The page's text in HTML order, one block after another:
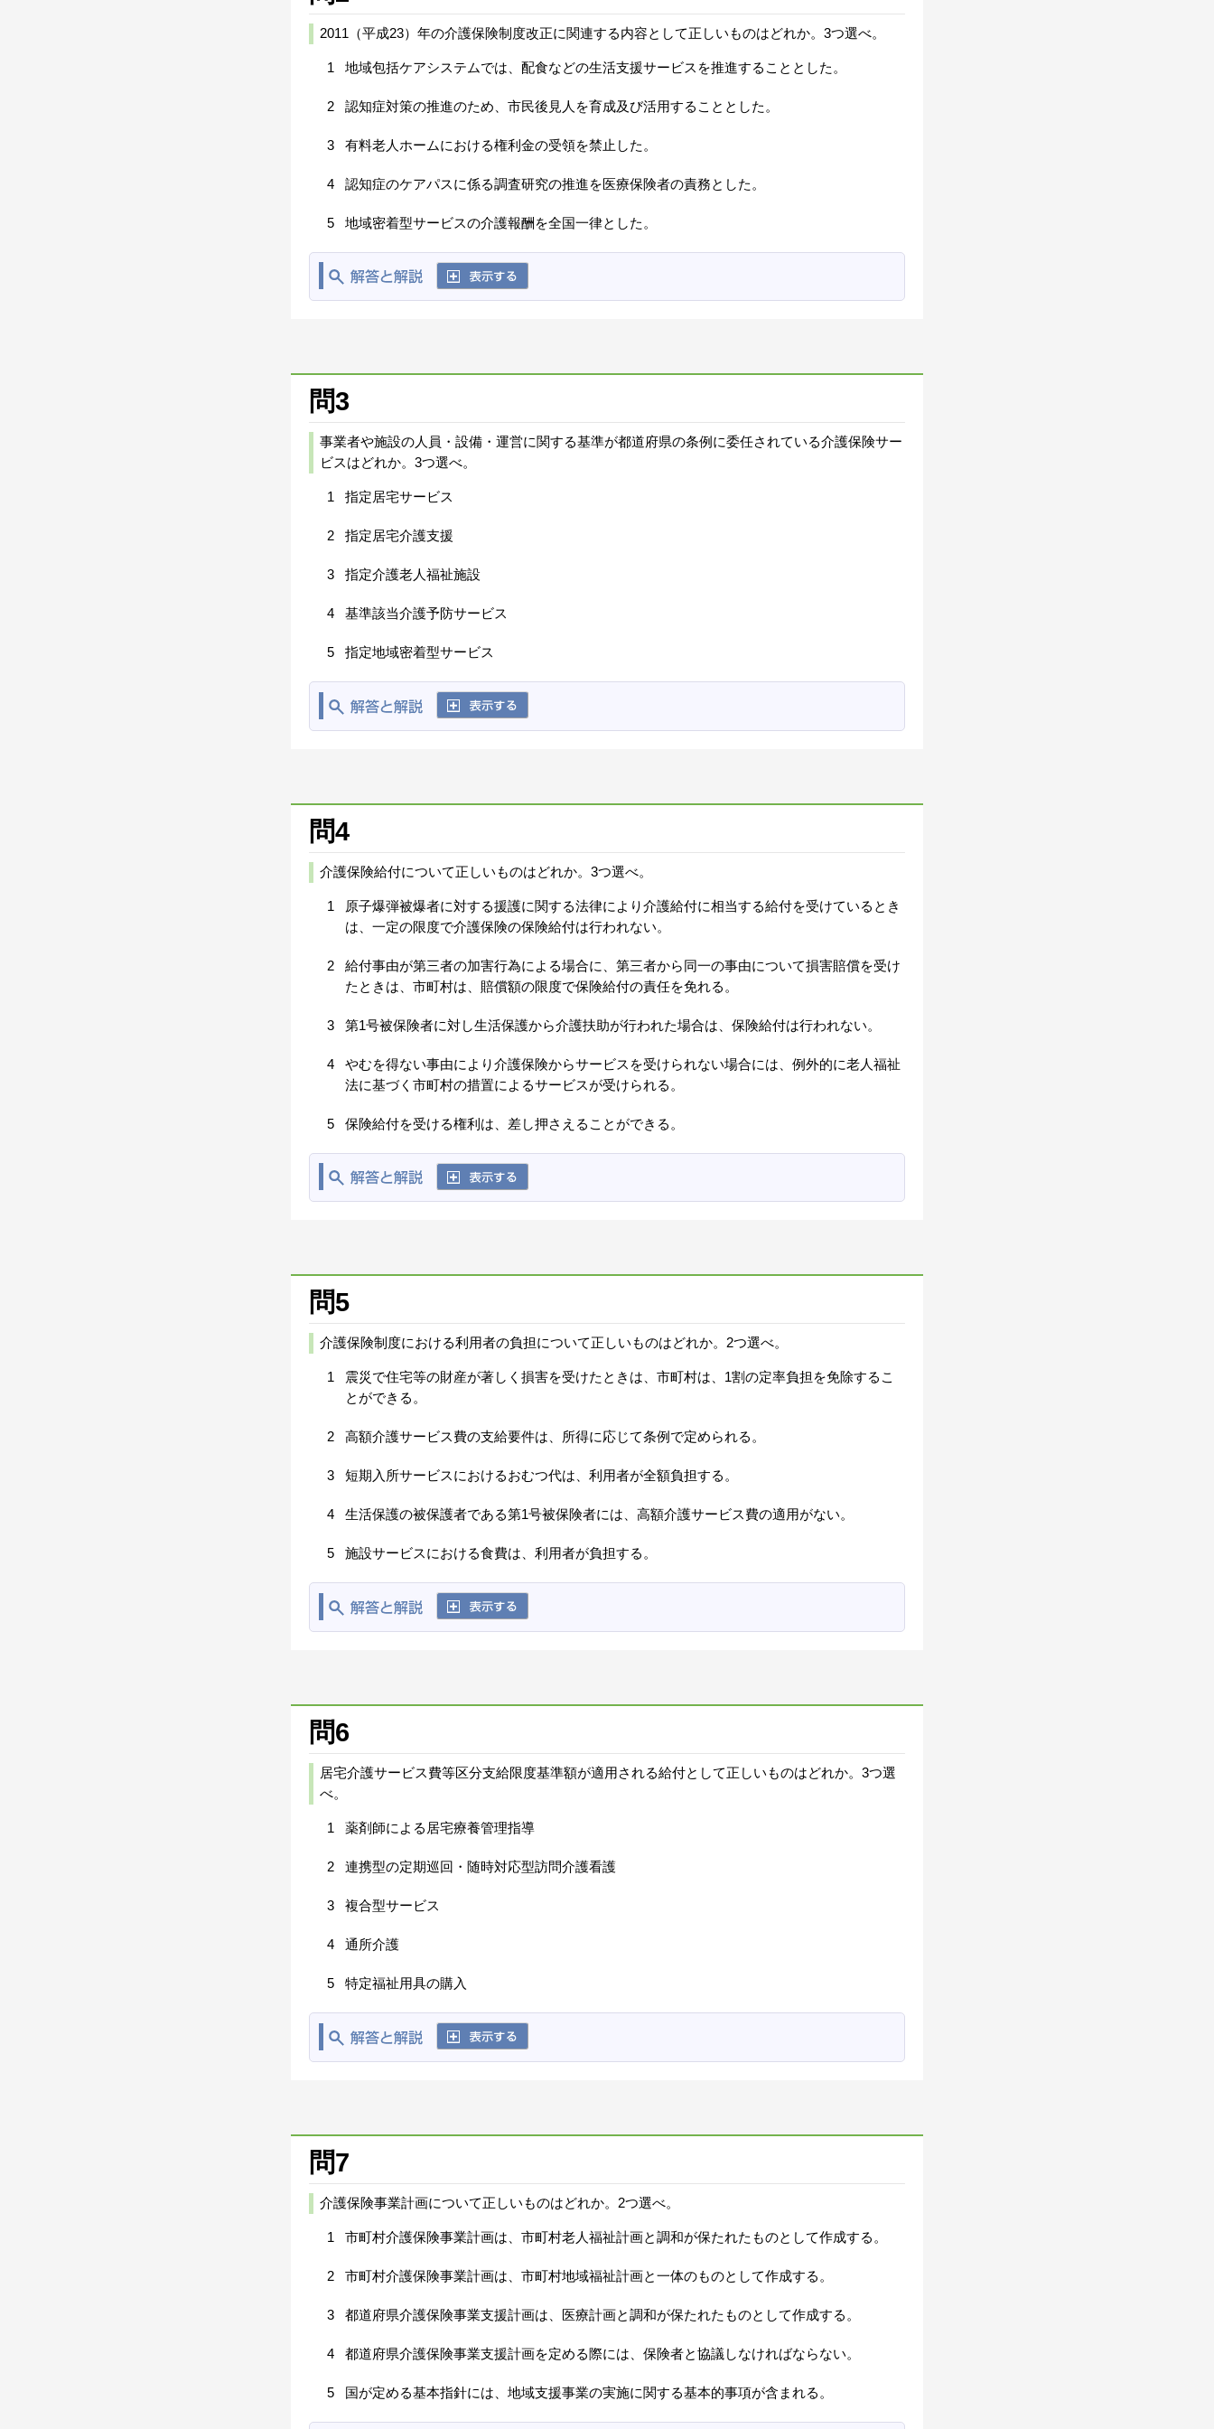
2011（平成23）年の介護保険制度改正に関連する内容として正しいものはどれか。3つ選べ。
1 地域包括ケアシステムでは、配食などの生活支援サービスを推進することとした。
2 認知症対策の推進のため、市民後見人を育成及び活用することとした。
3 有料老人ホームにおける権利金の受領を禁止した。
4 認知症のケアパスに係る調査研究の推進を医療保険者の責務とした。
5 地域密着型サービスの介護報酬を全国一律とした。
問3
事業者や施設の人員・設備・運営に関する基準が都道府県の条例に委任されている介護保険サー
ビスはどれか。3つ選べ。
1 指定居宅サービス
2 指定居宅介護支援
3 指定介護老人福祉施設
4 基準該当介護予防サービス
5 指定地域密着型サービス
問4
介護保険給付について正しいものはどれか。3つ選べ。
1
原子爆弾被爆者に対する援護に関する法律により介護給付に相当する給付を受けているとき
は、一定の限度で介護保険の保険給付は行われない。
2
給付事由が第三者の加害行為による場合に、第三者から同一の事由について損害賠償を受け
たときは、市町村は、賠償額の限度で保険給付の責任を免れる。
3 第1号被保険者に対し生活保護から介護扶助が行われた場合は、保険給付は行われない。
4
やむを得ない事由により介護保険からサービスを受けられない場合には、例外的に老人福祉
法に基づく市町村の措置によるサービスが受けられる。
5 保険給付を受ける権利は、差し押さえることができる。
問5
介護保険制度における利用者の負担について正しいものはどれか。2つ選べ。
1
震災で住宅等の財産が著しく損害を受けたときは、市町村は、1割の定率負担を免除するこ
とができる。
2 高額介護サービス費の支給要件は、所得に応じて条例で定められる。
3 短期入所サービスにおけるおむつ代は、利用者が全額負担する。
4 生活保護の被保護者である第1号被保険者には、高額介護サービス費の適用がない。
5 施設サービスにおける食費は、利用者が負担する。
問6
居宅介護サービス費等区分支給限度基準額が適用される給付として正しいものはどれか。3つ選
べ。
1 薬剤師による居宅療養管理指導
2 連携型の定期巡回・随時対応型訪問介護看護
3 複合型サービス
4 通所介護
5 特定福祉用具の購入
問7
介護保険事業計画について正しいものはどれか。2つ選べ。
1 市町村介護保険事業計画は、市町村老人福祉計画と調和が保たれたものとして作成する。
2 市町村介護保険事業計画は、市町村地域福祉計画と一体のものとして作成する。
3 都道府県介護保険事業支援計画は、医療計画と調和が保たれたものとして作成する。
4 都道府県介護保険事業支援計画を定める際には、保険者と協議しなければならない。
5 国が定める基本指針には、地域支援事業の実施に関する基本的事項が含まれる。